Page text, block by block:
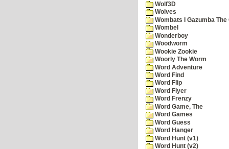
Wolf3D
Wolves
Wombats I Gazumba
Wombel
Wonderboy
Woodworm
Wookie Zookie
Woorly The Worm
Word Adventure
Word Find
Word Flip
Word Flyer
Word Frenzy
Word Game, The
Word Games
Word Guess
Word Hanger
Word Hunt (v1)
Word Hunt (v2)